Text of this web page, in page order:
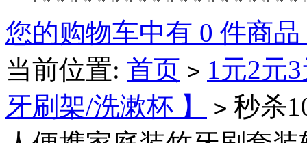
您的购物车中有 0 件商
当前位置: 首页 > 1元2元
牙刷架/洗漱杯 】
> 秒杀